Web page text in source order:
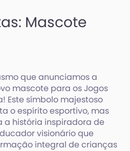
Mascote
que anunciamos a
mascote para os Jogos
Este símbolo majestoso
o espírito esportivo, mas
história inspiradora de
visionário que
integral de crianças